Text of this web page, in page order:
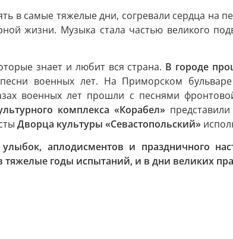
в самые тяжелые дни, согревали сердца на
жизни. Музыка стала частью великого
знает и любит вся страна. В городе
военных лет. На Приморском
военных лет прошли с песнями
комплекса «Корабел»
Дворца культуры «Севастопольский»
аплодисментов и праздничного
годы испытаний, и в дни великих